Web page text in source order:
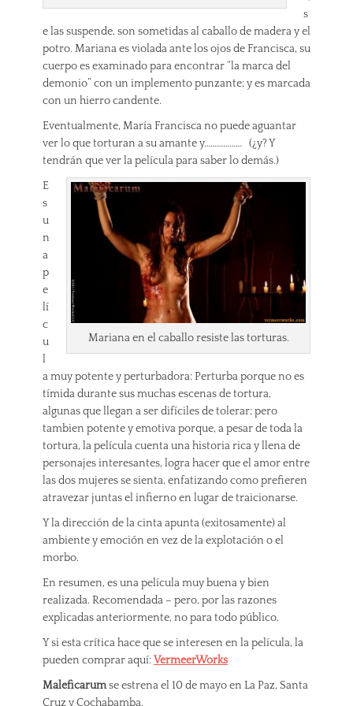
s
e las suspende, son sometidas al caballo de madera y el
potro. Mariana es violada ante los ojos de Francisca, su
cuerpo es examinado para encontrar “la marca del
demonio” con un implemento punzante; y es marcada
con un hierro candente.
Eventualmente, María Francisca no puede aguantar
ver lo que torturan a su amante y……………… (¿y? Y
tendrán que ver la película para saber lo demás.)
Mariana en el caballo resiste las torturas.
E
s
u
n
a
p
e
lí
c
u
l
a muy potente y perturbadora: Perturba porque no es
tímida durante sus muchas escenas de tortura,
algunas que llegan a ser difíciles de tolerar; pero
tambien potente y emotiva porque, a pesar de toda la
tortura, la película cuenta una historia rica y llena de
personajes interesantes, logra hacer que el amor entre
las dos mujeres se sienta, enfatizando como prefieren
atravezar juntas el infierno en lugar de traicionarse.
Y la dirección de la cinta apunta (exitosamente) al
ambiente y emoción en vez de la explotación o el
morbo.
En resumen, es una película muy buena y bien
realizada. Recomendada – pero, por las razones
explicadas anteriormente, no para todo público.
Y si esta crítica hace que se interesen en la película, la
pueden comprar aquí:VermeerWorks
Maleficarumse estrena el 10 de mayo en La Paz, Santa
Cruz y Cochabamba.